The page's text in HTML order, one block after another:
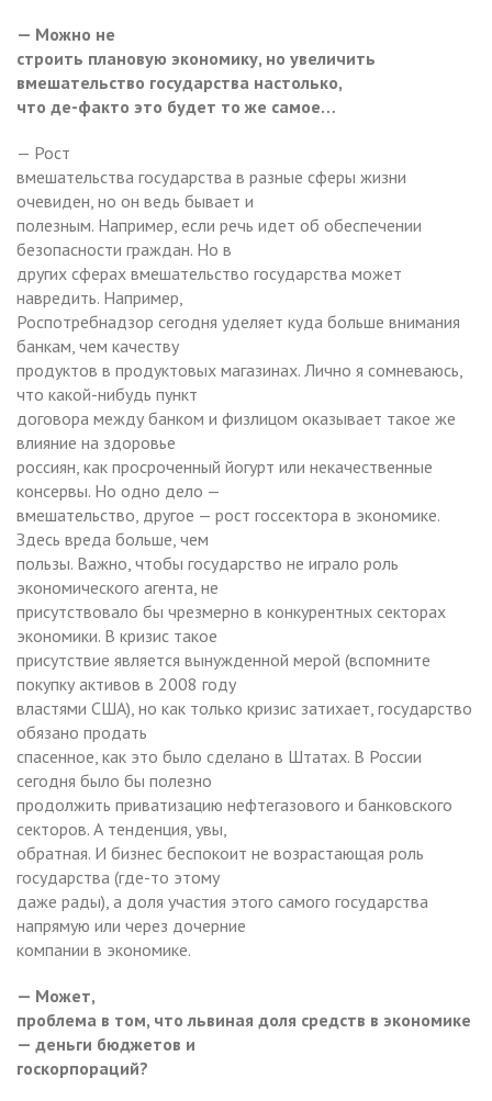
— Можно не
строить плановую экономику, но увеличить
вмешательство государства настолько,
что де-факто это будет то же самое…
— Рост
вмешательства государства в разные сферы жизни
очевиден, но он ведь бывает и
полезным. Например, если речь идет об обеспечении
безопасности граждан. Но в
других сферах вмешательство государства может
навредить. Например,
Роспотребнадзор сегодня уделяет куда больше внимания
банкам, чем качеству
продуктов в продуктовых магазинах. Лично я сомневаюсь,
что какой-нибудь пункт
договора между банком и физлицом оказывает такое же
влияние на здоровье
россиян, как просроченный йогурт или некачественные
консервы. Но одно дело —
вмешательство, другое — рост госсектора в экономике.
Здесь вреда больше, чем
пользы. Важно, чтобы государство не играло роль
экономического агента, не
присутствовало бы чрезмерно в конкурентных секторах
экономики. В кризис такое
присутствие является вынужденной мерой (вспомните
покупку активов в 2008 году
властями США), но как только кризис затихает, государство
обязано продать
спасенное, как это было сделано в Штатах. В России
сегодня было бы полезно
продолжить приватизацию нефтегазового и банковского
секторов. А тенденция, увы,
обратная. И бизнес беспокоит не возрастающая роль
государства (где-то этому
даже рады), а доля участия этого самого государства
напрямую или через дочерние
компании в экономике.
— Может,
проблема в том, что львиная доля средств в экономике
— деньги бюджетов и
госкорпораций?